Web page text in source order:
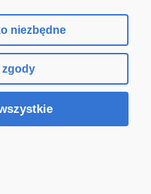
niezbędne